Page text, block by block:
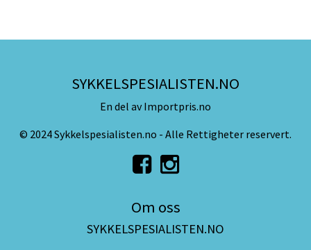
SYKKELSPESIALISTEN.NO
En del av Importpris.no
© 2024 Sykkelspesialisten.no - Alle Rettigheter reservert.
Om oss
SYKKELSPESIALISTEN.NO